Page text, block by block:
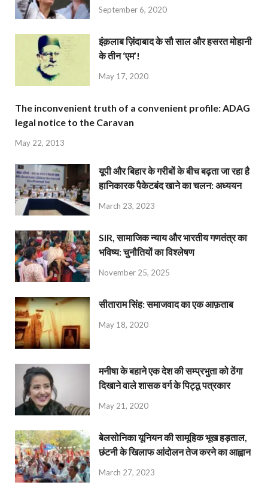
September 6, 2020
इंक़लाब ज़िंदाबाद के सौ साल और हसरत मोहानी
के तीन ‘एम’!
May 17, 2020
The inconvenient truth of a convenient profile: ADAG
legal notice to the Caravan
May 22, 2013
यूपी और बिहार के गरीबों के बीच बढ़ता जा रहा है
हानिकारक पैकेटबंद खाने का चलन: अध्ययन
March 23, 2023
SIR, सामाजिक न्याय और भारतीय गणतंत्र का
भविष्य: चुनौतियों का विश्लेषण
November 25, 2025
सीताराम सिंह: समाजवाद का एक आफ़ताब
May 18, 2020
मनीषा के बहाने एक देश की सम्प्रभुता को ठेंगा
दिखाने वाले शासक वर्ग के पिट्ठू पत्रकार
May 21, 2020
बेलसोनिका यूनियन की सामूहिक भूख हड़ताल,
छंटनी के खिलाफ आंदोलन तेज करने का आह्वान
March 27, 2023